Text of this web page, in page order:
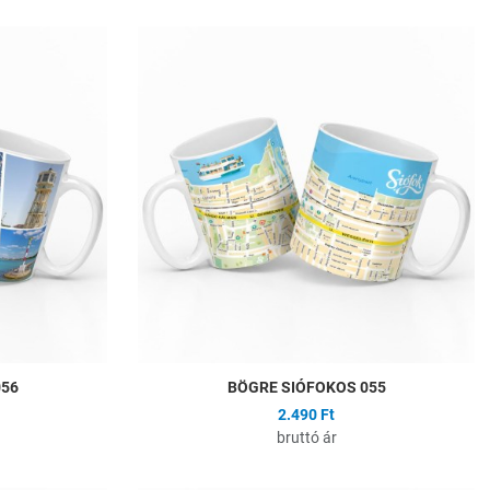
Gyors nézet
BÖGRE SIÓFOKOS 055
2.490 Ft
bruttó ár